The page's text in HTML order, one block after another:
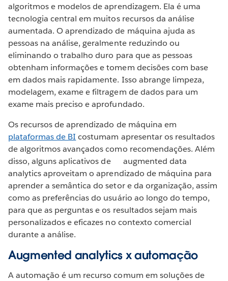
algoritmos e modelos de aprendizagem. Ela é uma
tecnologia central em muitos recursos da análise
aumentada. O aprendizado de máquina ajuda as
pessoas na análise, geralmente reduzindo ou
eliminando o trabalho duro para que as pessoas
obtenham informações e tomem decisões com base
em dados mais rapidamente. Isso abrange limpeza,
modelagem, exame e filtragem de dados para um
exame mais preciso e aprofundado.
Os recursos de aprendizado de máquina em
plataformas de BI costumam apresentar os resultados
de algoritmos avançados como recomendações. Além
disso, alguns aplicativos de augmented data
analytics aproveitam o aprendizado de máquina para
aprender a semântica do setor e da organização, assim
como as preferências do usuário ao longo do tempo,
para que as perguntas e os resultados sejam mais
personalizados e eficazes no contexto comercial
durante a análise.
Augmented analytics x automação
A automação é um recurso comum em soluções de